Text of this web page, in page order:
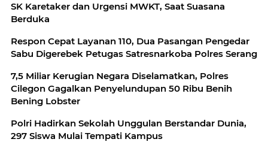
SK Karetaker dan Urgensi MWKT, Saat Suasana
Berduka
Respon Cepat Layanan 110, Dua Pasangan Pengedar
Sabu Digerebek Petugas Satresnarkoba Polres Serang
7,5 Miliar Kerugian Negara Diselamatkan, Polres
Cilegon Gagalkan Penyelundupan 50 Ribu Benih
Bening Lobster
Polri Hadirkan Sekolah Unggulan Berstandar Dunia,
297 Siswa Mulai Tempati Kampus